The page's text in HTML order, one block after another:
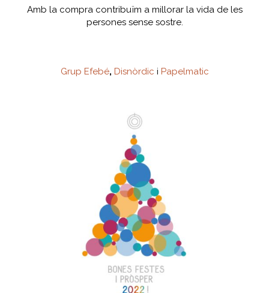
Amb la compra contribuïm a millorar la vida de les
persones sense sostre.
Grup Efebé, Disnòrdic i Papelmatic